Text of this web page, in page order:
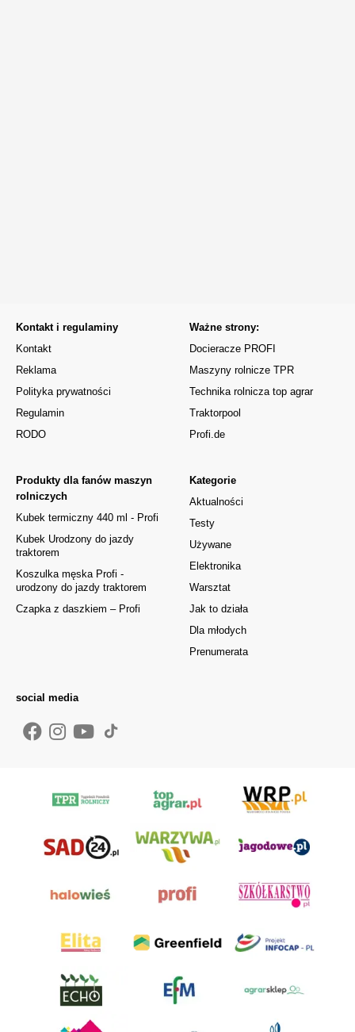
Kontakt i regulaminy
Kontakt
Reklama
Polityka prywatności
Regulamin
RODO
Kategorie
Aktualności
Testy
Używane
Elektronika
Warsztat
Jak to działa
Dla młodych
Prenumerata
Produkty dla fanów maszyn
rolniczych
Kubek termiczny 440 ml - Profi
Kubek Urodzony do jazdy
traktorem
Koszulka męska Profi -
urodzony do jazdy traktorem
Czapka z daszkiem – Profi
Ważne strony:
Docieracze PROFI
Maszyny rolnicze TPR
Technika rolnicza top agrar
Traktorpool
Profi.de
social media